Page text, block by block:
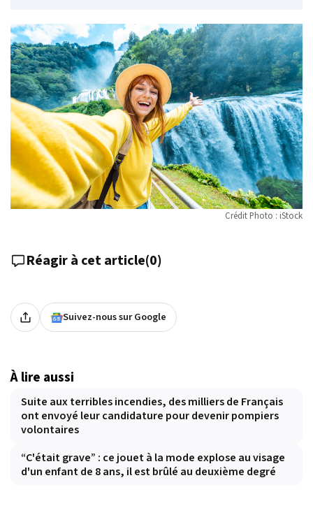
Crédit Photo : iStock
Réagir à cet article(0)
Suivez-nous sur Google
À lire aussi
Suite aux terribles incendies, des milliers de Français
ont envoyé leur candidature pour devenir pompiers
volontaires
“C'était grave” : ce jouet à la mode explose au visage
d'un enfant de 8 ans, il est brûlé au deuxième degré